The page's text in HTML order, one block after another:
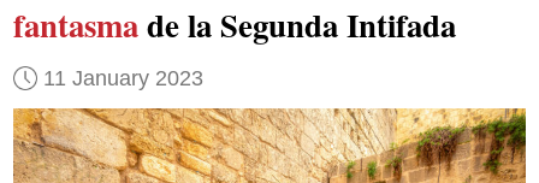
fantasmade la Segunda Intifada
11 January 2023